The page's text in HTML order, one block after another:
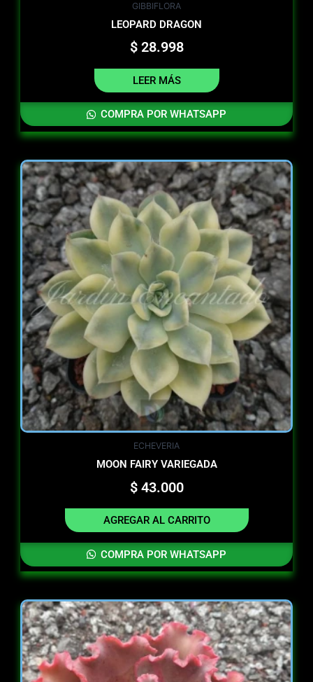
GIBBIFLORA
LEOPARD DRAGON
$28.998
LEER MÁS
COMPRA POR WHATSAPP
ECHEVERIA
MOON FAIRY VARIEGADA
$43.000
AGREGAR AL CARRITO
COMPRA POR WHATSAPP